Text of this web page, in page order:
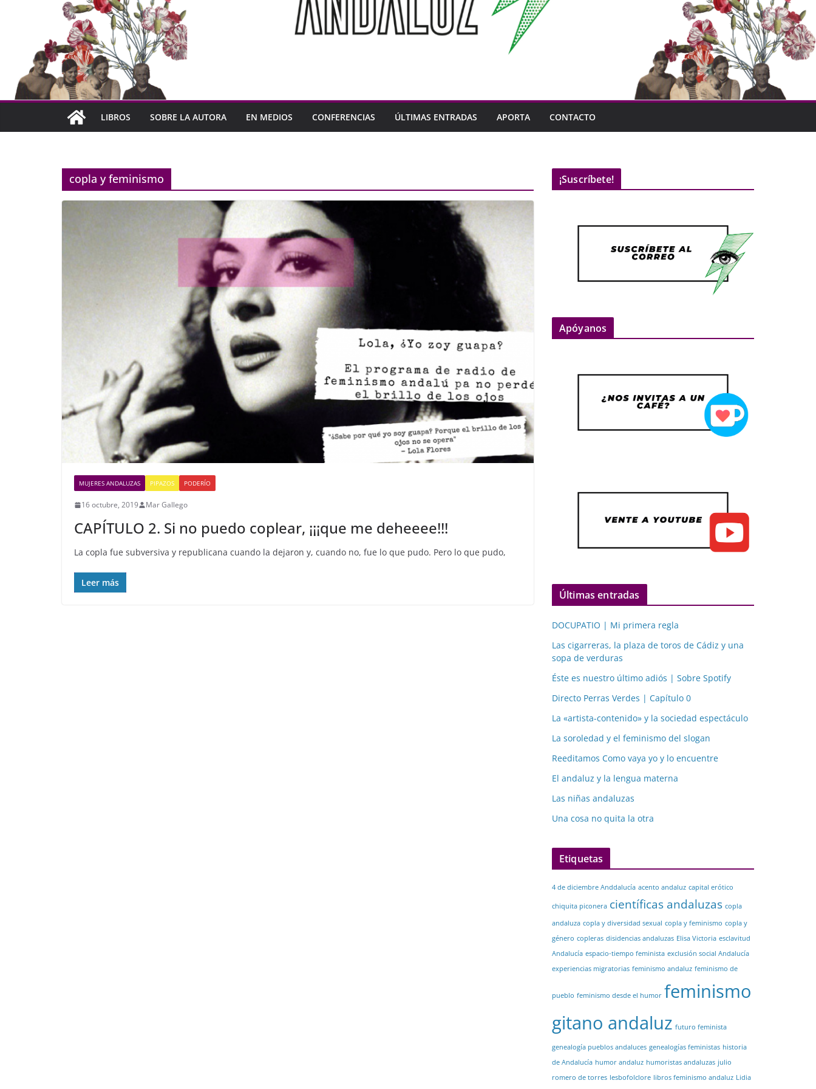
LIBROS SOBRE LA AUTORA EN MEDIOS CONFERENCIAS ÚLTIMAS ENTRADAS APORTA CONTACTO
copla y feminismo
MUJERES ANDALUZAS PIPAZOS PODERÍO
16 octubre, 2019 Mar Gallego
CAPÍTULO 2. Si no puedo coplear, ¡¡¡que me deheeee!!!
La copla fue subversiva y republicana cuando la dejaron y, cuando no, fue lo que pudo. Pero lo que pudo,
Leer más
¡Suscríbete!
Apóyanos
Últimas entradas
DOCUPATIO | Mi primera regla
Las cigarreras, la plaza de toros de Cádiz y una
sopa de verduras
Éste es nuestro último adiós | Sobre Spotify
Directo Perras Verdes | Capítulo 0
La «artista-contenido» y la sociedad espectáculo
La soroledad y el feminismo del slogan
Reeditamos Como vaya yo y lo encuentre
El andaluz y la lengua materna
Las niñas andaluzas
Una cosa no quita la otra
Etiquetas
4 de diciembre Anddalucía acento andaluz capital erótico
chiquita piconera científicas andaluzas copla
andaluza copla y diversidad sexual copla y feminismo copla y
género copleras disidencias andaluzas Elisa Victoria esclavitud
Andalucía espacio-tiempo feminista exclusión social Andalucía
experiencias migratorias feminismo andaluz feminismo de
pueblo feminismo desde el humor feminismo
gitano andaluz futuro feminista
genealogía pueblos andaluces genealogías feministas historia
de Andalucía humor andaluz humoristas andaluzas julio
romero de torres lesbofolclore libros feminismo andaluz Lidia